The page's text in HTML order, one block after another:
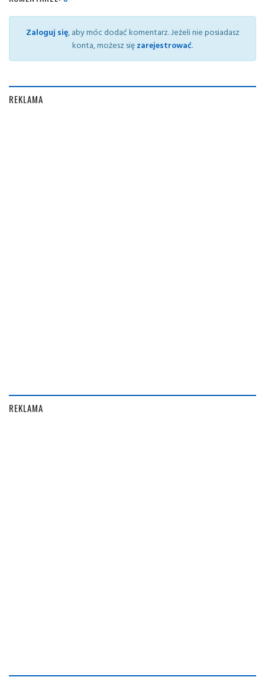
Zaloguj się, aby móc dodać komentarz. Jeżeli nie posiadasz
konta, możesz sięzarejestrować.
REKLAMA
REKLAMA